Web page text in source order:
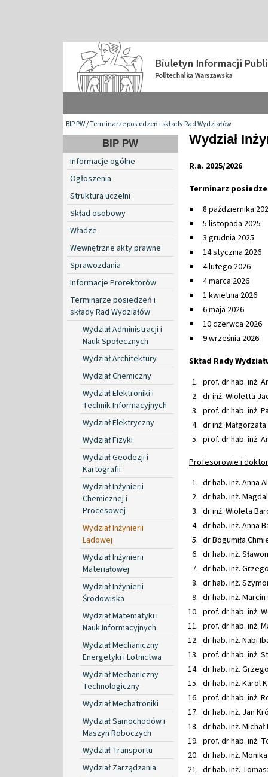
BIP PW/Terminarze posiedzeń i składy Rad Wydziałów
BIP PW
Informacje ogólne
Ogłoszenia
Struktura uczelni
Skład osobowy
Władze
Wewnętrzne akty prawne
Sprawozdania
Informacje Prorektorów
Terminarze posiedzeń i
składy Rad Wydziałów
Wydział Administracji i
Nauk Społecznych
Wydział Architektury
Wydział Chemiczny
Wydział Elektroniki i
Technik Informacyjnych
Wydział Elektryczny
Wydział Fizyki
Wydział Geodezji i
Kartografii
Wydział Inżynierii
Chemicznej i
Procesowej
Wydział Inżynierii
Lądowej
Wydział Inżynierii
Materiałowej
Wydział Inżynierii
Środowiska
Wydział Matematyki i
Nauk Informacyjnych
Wydział Mechaniczny
Energetyki i Lotnictwa
Wydział Mechaniczny
Technologiczny
Wydział Mechatroniki
Wydział Samochodów i
Maszyn Roboczych
Wydział Transportu
Wydział Zarządzania
Wydział
R.a. 2025/2026
Terminarz
8 października
5 listopada 2025
3 grudnia 2025
14 stycznia 2026
4 lutego 2026
4 marca 2026
1 kwietnia 2026
6 maja 2026
10 czerwca 2026
9 września 2026
Skład Rady
prof. dr hab. inż.
dr inż. Wioletta
prof. dr hab. inż.
dr inż.
prof. dr hab. inż.
Profesorowie i
dr hab. inż. Anna
dr hab. inż.
dr inż. Wioleta
dr hab. inż. Anna
dr Bogumiła
dr hab. inż.
dr hab. inż.
dr hab. inż.
dr hab. inż.
prof. dr hab. inż.
prof. dr hab. inż.
dr hab. inż. Nabi
prof. dr hab. inż.
dr hab. inż.
dr hab. inż. Karol
prof. dr hab. inż.
dr hab. inż. Jan
dr hab. inż.
prof. dr hab. inż.
dr hab. inż.
dr hab. inż.